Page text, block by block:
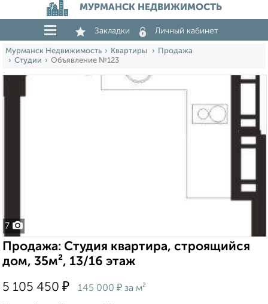
МУРМАНСК НЕДВИЖИМОСТЬ
Закладки Личный кабинет
Мурманск Недвижимость Квартиры
Продажа
Студии
Объявление №123
7
Продажа: Студия квартира, строящийся
дом, 35м², 13/16 этаж
5 105 450 ₽ 145 000 ₽ за м²